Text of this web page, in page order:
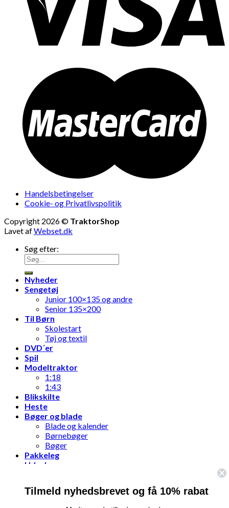
Handelsbetingelser
Cookie- og Privatlivspolitik
Copyright 2026 © TraktorShop
Lavet afWebset.dk
Søg efter:
Nyheder
Sengetøj
Junior 100×135 og andre
Senior 135×200
Til Børn
Skolestart
Tøj og textil
DVD´er
Spil
Modeltraktor
1:18
1:43
Blikskilte
Heste
Bøger og blade
Blade og kalender
Børnebøger
Bøger
Pakkeleg
Udsalg
Log indTilmeld nyhedsbrevet og få 10% rabat